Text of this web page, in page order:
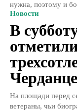
нужна, поэтому и
Новости
В
На площади перед
ветераны, чьи